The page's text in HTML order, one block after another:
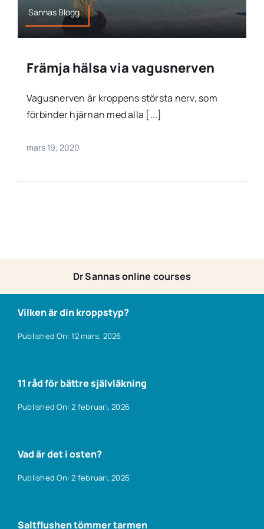
Sannas Blogg
Främja hälsa via vagusnerven
Vagusnerven är kroppens största nerv, som
förbinder hjärnan med alla [...]
mars 19, 2020
Dr Sannas online courses
Vilken är din kroppstyp?
Published On: 12 mars, 2026
11 råd för bättre självläkning
Published On: 2 februari, 2026
Vad är det i osten?
Published On: 2 februari, 2026
Saltflushen tömmer tarmen